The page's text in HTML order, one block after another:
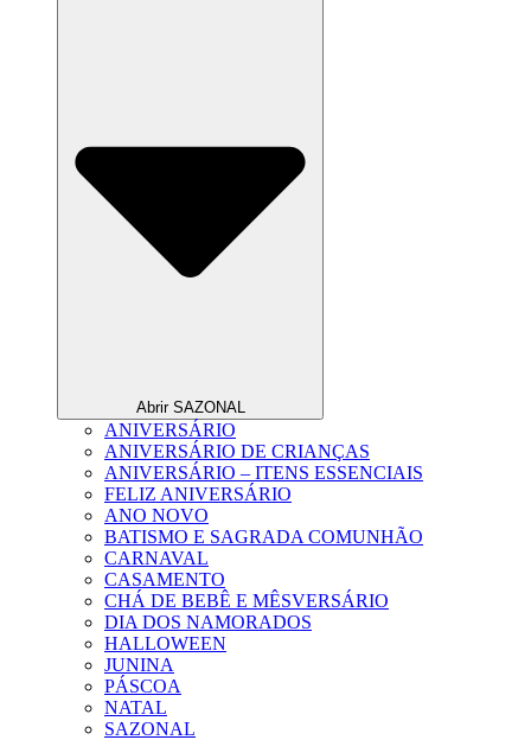
Abrir SAZONAL
ANIVERSÁRIO
ANIVERSÁRIO DE CRIANÇAS
ANIVERSÁRIO – ITENS ESSENCIAIS
FELIZ ANIVERSÁRIO
ANO NOVO
BATISMO E SAGRADA COMUNHÃO
CARNAVAL
CASAMENTO
CHÁ DE BEBÊ E MÊSVERSÁRIO
DIA DOS NAMORADOS
HALLOWEEN
JUNINA
PÁSCOA
NATAL
SAZONAL